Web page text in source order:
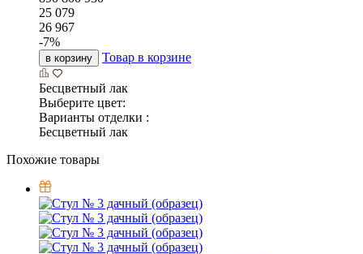
25 079
26 967
-7%
в корзину Товар в корзине
Бесцветный лак
Выберите цвет:
Варианты отделки :
Бесцветный лак
Похожие товары